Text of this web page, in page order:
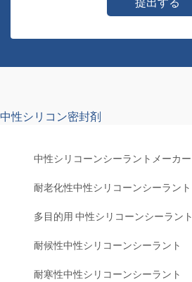
中性シリコン密封剤
中性シリコーンシーラントメーカー
耐老化性中性シリコーンシーラント
多目的用 中性シリコーンシーラント
耐候性中性シリコーンシーラント
耐寒性中性シリコーンシーラント